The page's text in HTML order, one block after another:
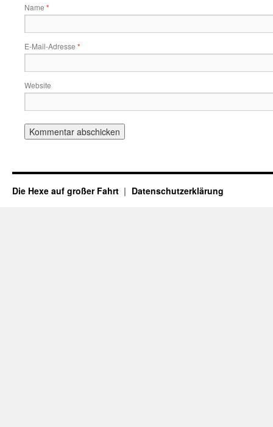
Name *
E-Mail-Adresse *
Website
Die Hexe auf großer Fahrt Datenschutzerklärung